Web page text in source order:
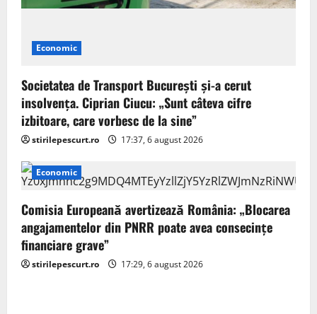
Economic
Societatea de Transport București și-a cerut
insolvența. Ciprian Ciucu: „Sunt câteva cifre
izbitoare, care vorbesc de la sine”
stirilepescurt.ro 17:37, 6 august 2026
Economic
Comisia Europeană avertizează România: „Blocarea
angajamentelor din PNRR poate avea consecințe
financiare grave”
stirilepescurt.ro 17:29, 6 august 2026